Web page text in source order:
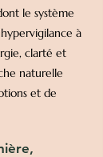
le système
à
clarté et
naturelle
et de